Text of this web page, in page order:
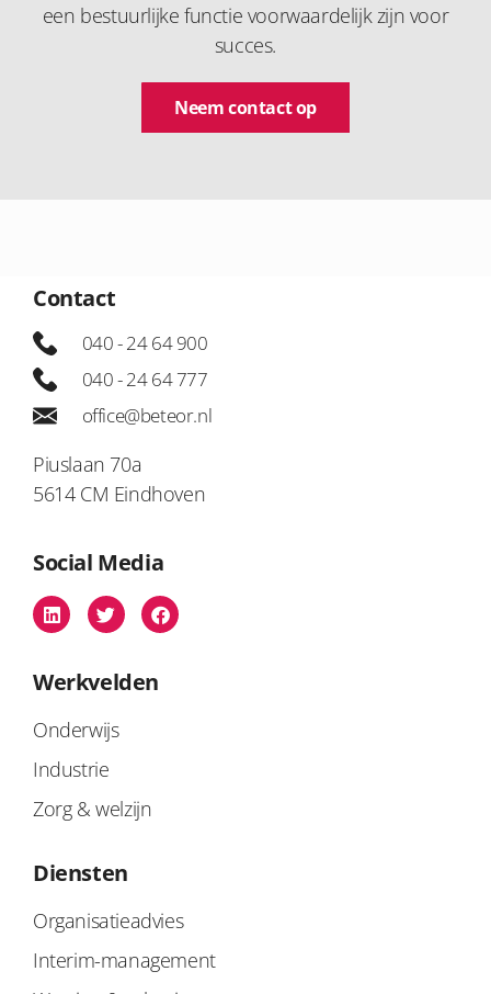
een bestuurlijke functie voorwaardelijk zijn voor
succes.
Neem contact op
Contact
040 - 24 64 900
040 - 24 64 777
office@beteor.nl
Piuslaan 70a
5614 CM Eindhoven
Social Media
Werkvelden
Onderwijs
Industrie
Zorg & welzijn
Diensten
Organisatieadvies
Interim-management